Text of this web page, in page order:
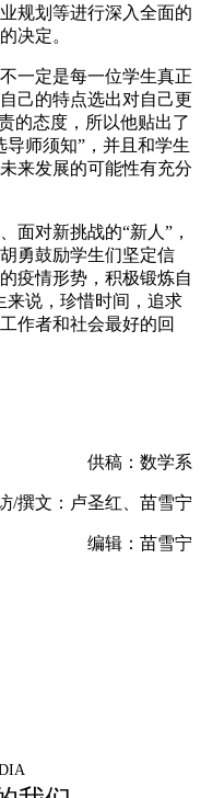
规划等进行深入全面的
决定。
一定是每一位学生真正
己的特点选出对自己更
的态度，所以他贴出了
师须知”，并且和学生
来发展的可能性有充分
面对新挑战的“新人”，
勇鼓励学生们坚定信
疫情形势，积极锻炼自
来说，珍惜时间，追求
作者和社会最好的回
供稿：数学系
/撰文：卢圣红、苗雪宁
编辑：苗雪宁